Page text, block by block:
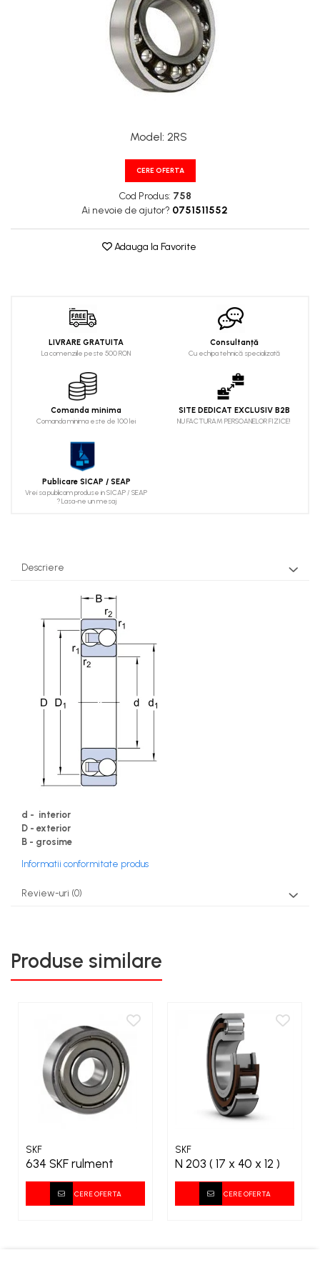
Model: 2RS
CERE OFERTA
Cod Produs: 758
Ai nevoie de ajutor? 0751511552
Adauga la Favorite
LIVRARE GRATUITA
La comenziile peste 500 RON
Consultanță
Cu echipa tehnică specializată
Comanda minima
Comanda minima este de 100 lei
SITE DEDICAT EXCLUSIV B2B
NU FACTURAM PERSOANELOR FIZICE!
Publicare SICAP / SEAP
Vrei sa publicam produse in SICAP / SEAP
? Lasa-ne un mesaj
Descriere
d - interior
D - exterior
B - grosime
Informatii conformitate produs
Review-uri (0)
Produse similare
SKF
634 SKF rulment
CERE OFERTA
SKF
N 203 ( 17 x 40 x 12 )
CERE OFERTA